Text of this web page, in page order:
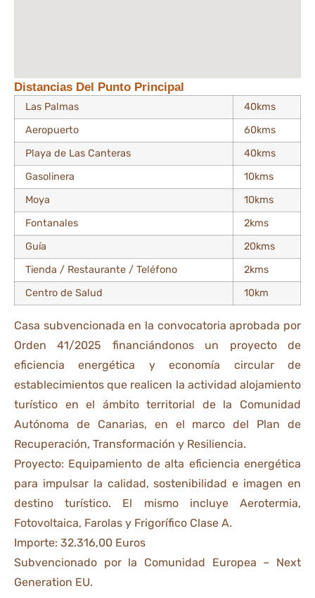
Distancias Del Punto Principal
Las Palmas
40kms
Aeropuerto
60kms
Playa de Las Canteras
40kms
Gasolinera
10kms
Moya
10kms
Fontanales
2kms
Guía
20kms
Tienda / Restaurante / Teléfono
2kms
Centro de Salud
10km
Casa subvencionada en la convocatoria aprobada por
Orden 41/2025 financiándonos un proyecto de
eficiencia energética y economía circular de
establecimientos que realicen la actividad alojamiento
turístico en el ámbito territorial de la Comunidad
Autónoma de Canarias, en el marco del Plan de
Recuperación, Transformación y Resiliencia.
Proyecto: Equipamiento de alta eficiencia energética
para impulsar la calidad, sostenibilidad e imagen en
destino turístico. El mismo incluye Aerotermia,
Fotovoltaica, Farolas y Frigorífico Clase A.
Importe: 32.316,00 Euros
Subvencionado por la Comunidad Europea – Next
Generation EU.